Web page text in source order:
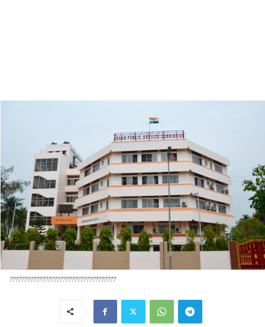
????????????????????????????????????